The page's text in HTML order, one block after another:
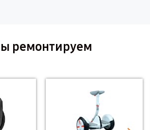
ремонтируем